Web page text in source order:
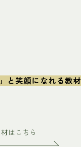
と笑顔になれる教材
はこちら